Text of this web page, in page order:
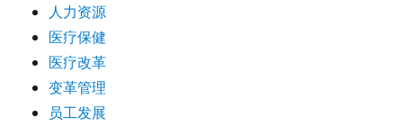
人力资源
医疗保健
医疗改革
变革管理
员工发展